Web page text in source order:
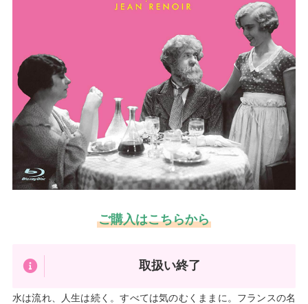
ご購入はこちらから
取扱い終了
水は流れ、人生は続く。すべては気のむくままに。フランスの名